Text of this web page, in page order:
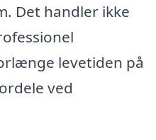
Det handler ikke
levetiden på
ved